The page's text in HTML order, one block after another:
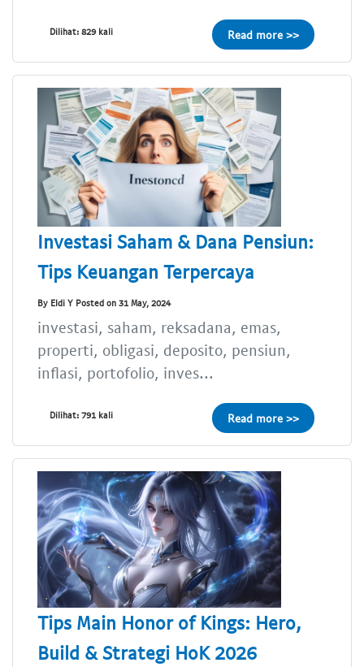
Dilihat: 829 kali Read more >>
Investasi Saham & Dana Pensiun:
Tips Keuangan Terpercaya
By Eldi Y Posted on 31 May, 2024
investasi, saham, reksadana, emas,
properti, obligasi, deposito, pensiun,
inflasi, portofolio, inves...
Dilihat: 791 kali Read more >>
Tips Main Honor of Kings: Hero,
Build & Strategi HoK 2026